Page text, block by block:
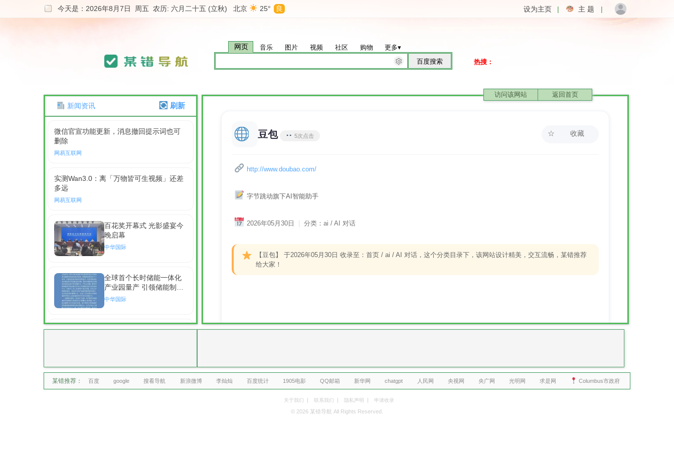
今天是：2026年8月7日 周五 农历: 六月二十五 (立秋) 北京 25° 良 设为主页 | 主 题 |
网页 音乐 图片 视频 社区 购物 更多▾
热搜：
新闻资讯 刷新
微信官宣功能更新，消息撤回提示词也可
删除
网易互联网
实测Wan3.0：离「万物皆可生视频」还差
多远
网易互联网
百花奖开幕式 光影盛宴今
晚启幕
中华国际
全球首个长时储能一体化
产业园量产 引领储能制造
新标高
中华国际
台风白海豚已进入24小时
海南省政府与跨境电商企
业座谈会举行
豆包 5次点击 ☆ 收藏
http://www.doubao.com/
字节跳动旗下AI智能助手
2026年05月30日 | 分类：ai / AI 对话
【豆包】
于2026年05月30日 收录至：首页 / ai / AI 对话，这个分类目录下，该网站设计精美，交互流畅，某错推荐
给大家！
访问该网站 返回首页
某错推荐： 百度 google 搜看导航 新浪微博 李灿灿 百度统计 1905电影 QQ邮箱 新华网 chatgpt 人民网 央视网 央广网 光明网 求是网 Columbus市政府
关于我们 | 联系我们 | 隐私声明 | 申请收录
© 2026 某错导航 All Rights Reserved.